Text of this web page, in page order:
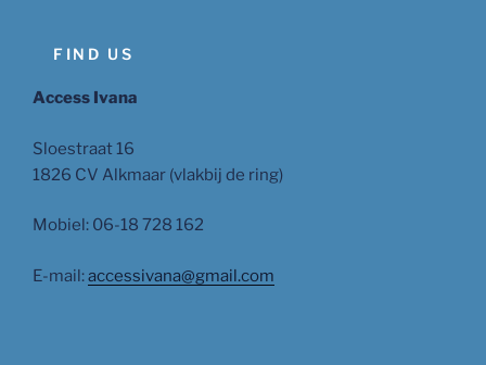
FIND US
Access Ivana
Sloestraat 16
1826 CV Alkmaar (vlakbij de ring)
Mobiel: 06-18 728 162
E-mail:accessivana@gmail.com